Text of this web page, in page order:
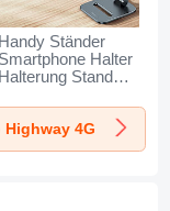
Handy Ständer
Smartphone Halter
Halterung Stand
Highway 4G
4G